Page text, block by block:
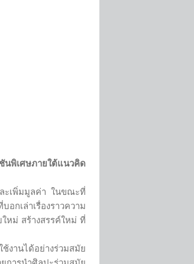
พิเศษภายใต้แนวคิด
ะเพิ่มมูลค่า ในขณะที่
กเล่าเรื่องราวความ
หม่ สร้างสรรค์ใหม่ ที่
งานได้อย่างร่วมสมัย